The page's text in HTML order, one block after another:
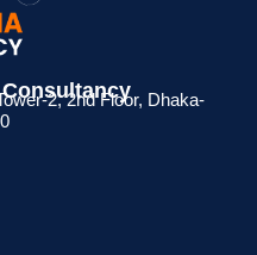
2, 2nd Floor, Dhaka-
জন্য
সার্টিফিকেট থাকলে